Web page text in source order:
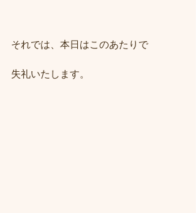
それでは、本日はこのあたりで
失礼いたします。